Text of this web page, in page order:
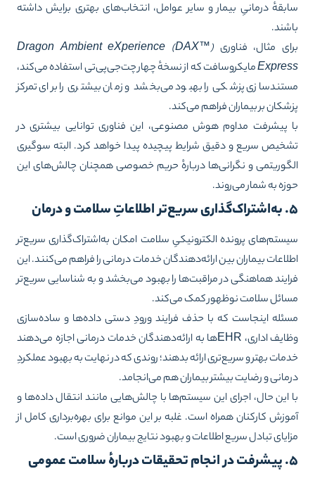
درمانیِ بیمار و سایر عوامل، انتخاب‌های بهتری برایش داشته
مثال، فناوری
Dragon Ambient eXperience (DAX™)
مایکروسافت که از نسخهٔ چهار چت‌جی‌پی‌تی استفاده می‌کند،
پزشکی را بهبود می‌بخشد و زمان بیشتری را برای تمرکز
بر بیماران فراهم می‌کند.
پیشرفت مداوم هوش مصنوعی، این فناوری توانایی بیشتری در
سریع و دقیق شرایط پیچیده پیدا خواهد کرد. البته سوگیری
و نگرانی‌ها دربارهٔ حریم خصوصی همچنان چالش‌های این
به شمار می‌روند.
پرونده الکترونیکیِ سلامت امکان به‌اشتراک‌گذاری سریع‌تر
بیماران بین ارائه‌دهندگان خدمات درمانی را فراهم می‌کنند. این
هماهنگی در مراقبت‌ها را بهبود می‌بخشد و به شناسایی سریع‌تر
سلامت نوظهور کمک می‌کند.
اینجاست که با حذف فرایند ورودِ دستی داده‌ها و ساده‌سازی
وظایف اداری، EHRها به ارائه‌دهندگان خدمات درمانی اجازه می‌دهند
بهتر و سریع‌تری ارائه بدهند؛ روندی که در نهایت به بهبود عملکردِ
و رضایت بیشتر بیماران هم می‌انجامد.
این حال، اجرای این سیستم‌ها با چالش‌هایی مانند انتقال داده‌ها و
کارکنان همراه است. غلبه بر این موانع برای بهره‌برداری کامل از
تبادل سریع اطلاعات و بهبود نتایج بیماران ضروری است.